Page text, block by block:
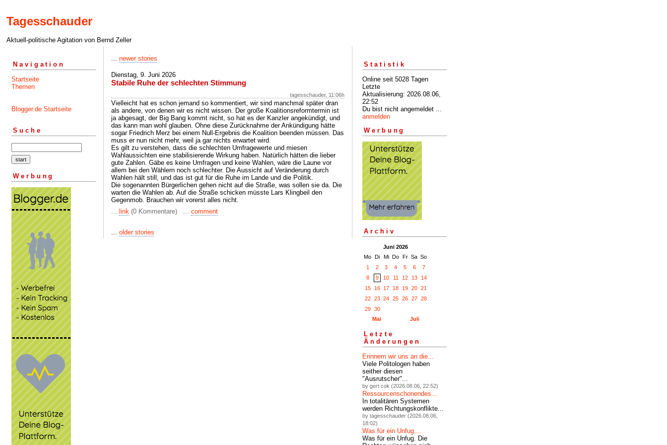
Tagesschauder
Aktuell-politische Agitation von Bernd Zeller
Navigation
Startseite
Themen
Blogger.de Startseite
Suche
Werbung
... newer stories
Dienstag, 9. Juni 2026
Stabile Ruhe der schlechten Stimmung
tagesschauder, 11:06h
Vielleicht hat es schon jemand so kommentiert, wir sind manchmal später dran
als andere, von denen wir es nicht wissen. Der große Koalitionsreformtermin ist
ja abgesagt, der Big Bang kommt nicht, so hat es der Kanzler angekündigt, und
das kann man wohl glauben. Ohne diese Zurücknahme der Ankündigung hätte
sogar Friedrich Merz bei einem Null-Ergebnis die Koalition beenden müssen. Das
muss er nun nicht mehr, weil ja gar nichts erwartet wird.
Es gilt zu verstehen, dass die schlechten Umfragewerte und miesen
Wahlaussichten eine stabilisierende Wirkung haben. Natürlich hätten die lieber
gute Zahlen. Gäbe es keine Umfragen und keine Wahlen, wäre die Laune vor
allem bei den Wählern noch schlechter. Die Aussicht auf Veränderung durch
Wahlen hält still, und das ist gut für die Ruhe im Lande und die Politik.
Die sogenannten Bürgerlichen gehen nicht auf die Straße, was sollen sie da. Die
warten die Wahlen ab. Auf die Straße schicken müsste Lars Klingbeil den
Gegenmob. Brauchen wir vorerst alles nicht.
... link (0 Kommentare) ... comment
... older stories
Statistik
Online seit 5028 Tagen
Letzte
Aktualisierung: 2026.08.06,
22:52
Du bist nicht angemeldet ...
anmelden
Werbung
Archiv
Juni 2026
Mo Di Mi Do Fr Sa So
1
2 3 4 5 6
7
8
9 10 11 12 13
14
15
16 17 18 19 20
21
22
23 24 25 26 27
28
29
30
Mai
Juli
Letzte
Änderungen
Erinnern wir uns an die...
Viele Politologen haben
seither diesen
"Ausrutscher"...
by gert cok (2026.08.06, 22:52)
Ressourcenschonendes...
In totalitären Systemen
werden Richtungskonflikte...
by tagesschauder (2026.08.06,
18:02)
Was für ein Unfug....
Was für ein Unfug. Die